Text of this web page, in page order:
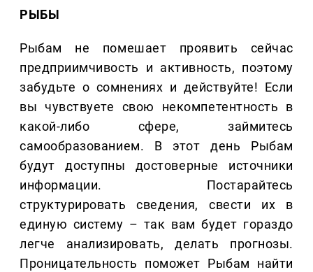
РЫБЫ
Рыбам не помешает проявить сейчас
предприимчивость и активность, поэтому
забудьте о сомнениях и действуйте! Если
вы чувствуете свою некомпетентность в
какой-либо сфере, займитесь
самообразованием. В этот день Рыбам
будут доступны достоверные источники
информации. Постарайтесь
структурировать сведения, свести их в
единую систему – так вам будет гораздо
легче анализировать, делать прогнозы.
Проницательность поможет Рыбам найти